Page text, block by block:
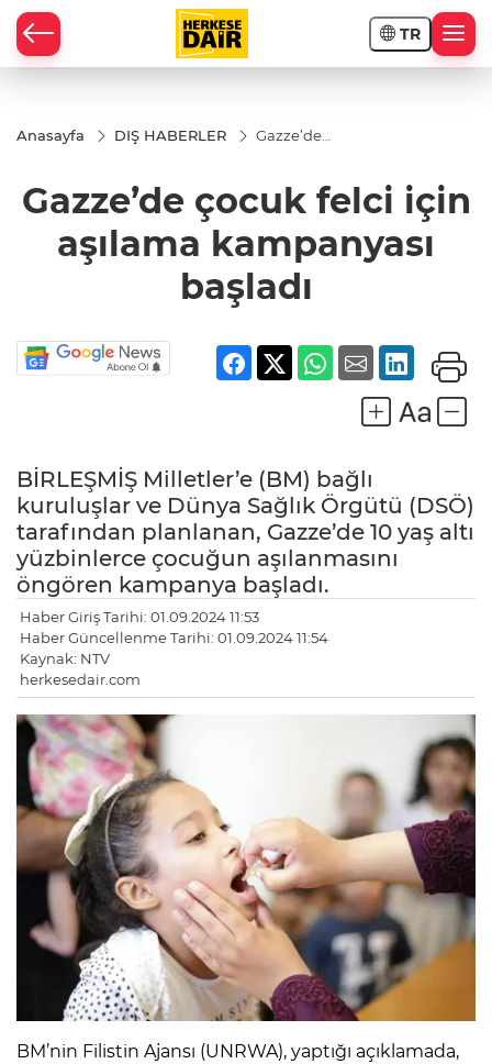
TR
Anasayfa DIŞ HABERLER
Gazze’de
kampanyası
başladı
Gazze’de çocuk felci için
aşılama kampanyası
başladı
BİRLEŞMİŞ Milletler’e (BM) bağlı
kuruluşlar ve Dünya Sağlık Örgütü (DSÖ)
tarafından planlanan, Gazze’de 10 yaş altı
yüzbinlerce çocuğun aşılanmasını
öngören kampanya başladı.
Haber Giriş Tarihi: 01.09.2024 11:53
Haber Güncellenme Tarihi: 01.09.2024 11:54
Kaynak: NTV
herkesedair.com
BM’nin Filistin Ajansı (UNRWA), yaptığı açıklamada,